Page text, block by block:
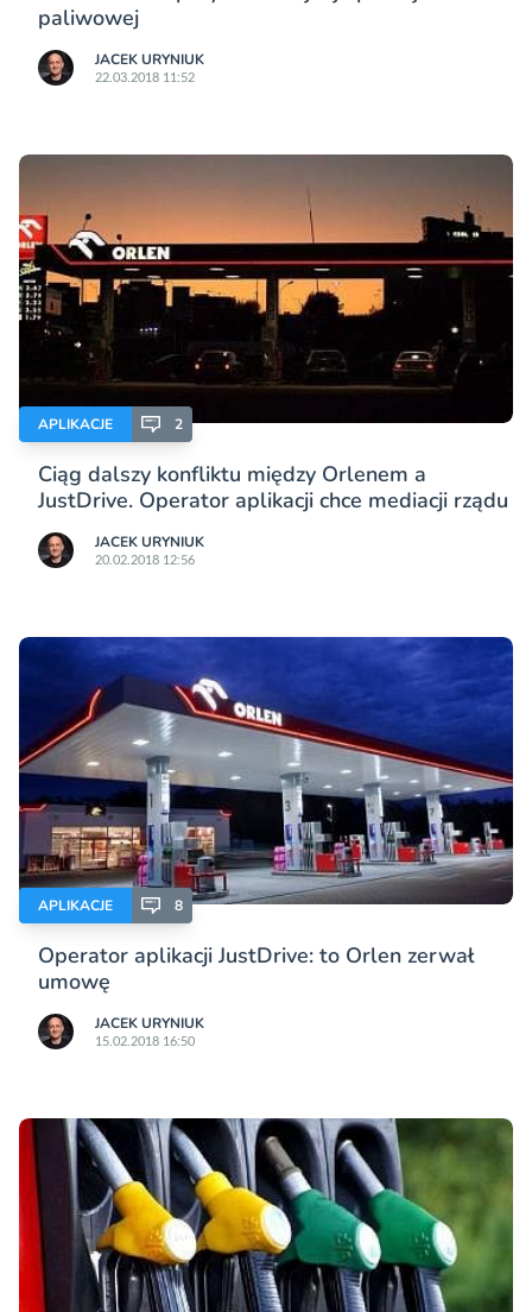
paliwowej
JACEK URYNIUK
22.03.2018 11:52
APLIKACJE 2
Ciąg dalszy konfliktu między Orlenem a
JustDrive. Operator aplikacji chce mediacji rządu
JACEK URYNIUK
20.02.2018 12:56
APLIKACJE 8
Operator aplikacji JustDrive: to Orlen zerwał
umowę
JACEK URYNIUK
15.02.2018 16:50